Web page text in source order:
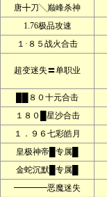
唐╋刀╲巅峰杀神
1.76极品攻速
１·８５战火合击
超变迷失〓单职业
██８０十元合击
１８０█星沙合击
１．９６七彩皓月
皇极神帝█专属█
金蛇沉默█专属█
━━━━恶魔迷失